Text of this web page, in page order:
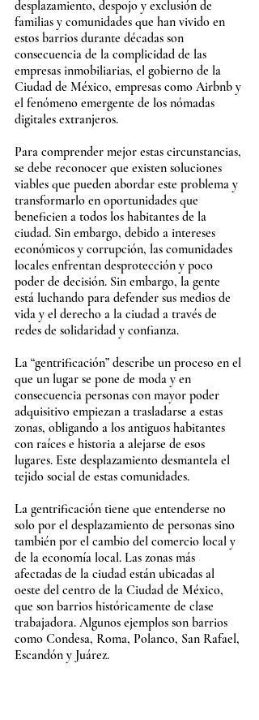
desplazamiento, despojo y exclusión de
familias y comunidades que han vivido en
estos barrios durante décadas son
consecuencia de la complicidad de las
empresas inmobiliarias, el gobierno de la
Ciudad de México, empresas como Airbnb y
el fenómeno emergente de los nómadas
digitales extranjeros.
Para comprender mejor estas circunstancias,
se debe reconocer que existen soluciones
viables que pueden abordar este problema y
transformarlo en oportunidades que
beneficien a todos los habitantes de la
ciudad. Sin embargo, debido a intereses
económicos y corrupción, las comunidades
locales enfrentan desprotección y poco
poder de decisión. Sin embargo, la gente
está luchando para defender sus medios de
vida y el derecho a la ciudad a través de
redes de solidaridad y confianza.
La “gentrificación” describe un proceso en el
que un lugar se pone de moda y en
consecuencia personas con mayor poder
adquisitivo empiezan a trasladarse a estas
zonas, obligando a los antiguos habitantes
con raíces e historia a alejarse de esos
lugares. Este desplazamiento desmantela el
tejido social de estas comunidades.
La gentrificación tiene que entenderse no
solo por el desplazamiento de personas sino
también por el cambio del comercio local y
de la economía local. Las zonas más
afectadas de la ciudad están ubicadas al
oeste del centro de la Ciudad de México,
que son barrios históricamente de clase
trabajadora. Algunos ejemplos son barrios
como Condesa, Roma, Polanco, San Rafael,
Escandón y Juárez.